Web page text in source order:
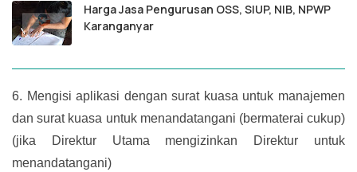
Harga Jasa Pengurusan OSS, SIUP, NIB, NPWP
Karanganyar
6. Mengisi aplikasi dengan surat kuasa untuk manajemen
dan surat kuasa untuk menandatangani (bermaterai cukup)
(jika Direktur Utama mengizinkan Direktur untuk
menandatangani)